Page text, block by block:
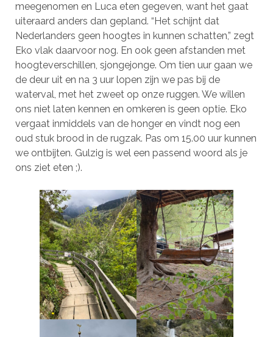
meegenomen en Luca eten gegeven, want het gaat
uiteraard anders dan gepland. “Het schijnt dat
Nederlanders geen hoogtes in kunnen schatten,” zegt
Eko vlak daarvoor nog. En ook geen afstanden met
hoogteverschillen, sjongejonge. Om tien uur gaan we
de deur uit en na 3 uur lopen zijn we pas bij de
waterval, met het zweet op onze ruggen. We willen
ons niet laten kennen en omkeren is geen optie. Eko
vergaat inmiddels van de honger en vindt nog een
oud stuk brood in de rugzak. Pas om 15.00 uur kunnen
we ontbijten. Gulzig is wel een passend woord als je
ons ziet eten ;).